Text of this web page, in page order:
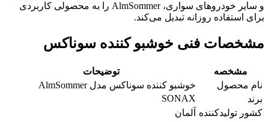
و سایر خودروهای سواری، AlmSommer را به محصولی کاربردی
برای استفاده روزانه تبدیل می‌کند.
مشخصات فنی خوشبو کننده سوناکس
مشخصه
توضیحات
نام محصول
خوشبو کننده سوناکس مدل AlmSommer
برند
SONAX
کشور تولیدکننده
آلمان